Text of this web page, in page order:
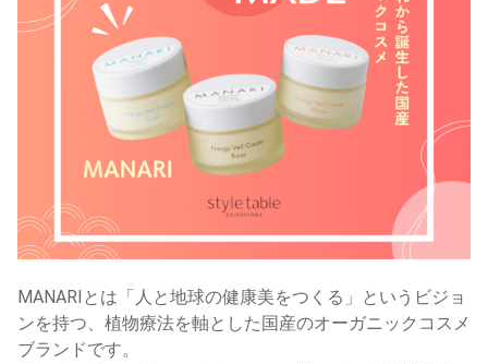
MANARIとは「人と地球の健康美をつくる」というビジョ
ンを持つ、植物療法を軸とした国産のオーガニックコスメ
ブランドです。